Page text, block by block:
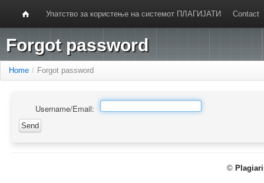
Упатство за користење на системот ПЛАГИЈАТИ Contact
Forgot password
Home / Forgot password
Username/Email:
©